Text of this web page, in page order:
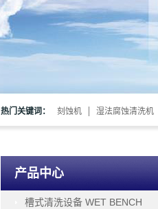
热门关键词： 刻蚀机 湿法腐蚀清洗机
产品中心
槽式清洗设备 WET BENCH